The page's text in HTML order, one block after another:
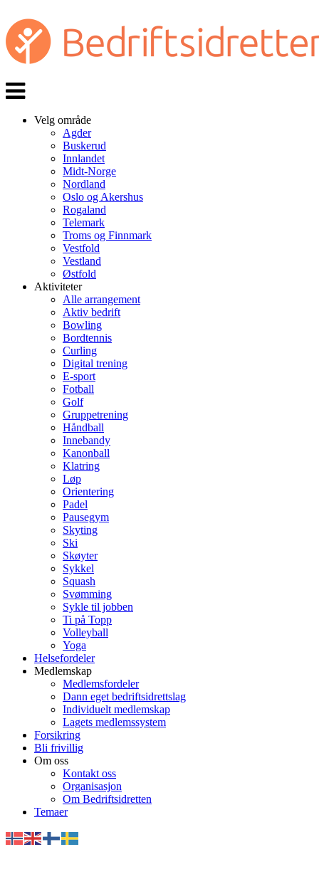
Veksle
navigasjon
Velg område
Agder
Buskerud
Innlandet
Midt-Norge
Nordland
Oslo og Akershus
Rogaland
Telemark
Troms og Finnmark
Vestfold
Vestland
Østfold
Aktiviteter
Alle arrangement
Aktiv bedrift
Bowling
Bordtennis
Curling
Digital trening
E-sport
Fotball
Golf
Gruppetrening
Håndball
Innebandy
Kanonball
Klatring
Løp
Orientering
Padel
Pausegym
Skyting
Ski
Skøyter
Sykkel
Squash
Svømming
Sykle til jobben
Ti på Topp
Volleyball
Yoga
Helsefordeler
Medlemskap
Medlemsfordeler
Dann eget bedriftsidrettslag
Individuelt medlemskap
Lagets medlemssystem
Forsikring
Bli frivillig
Om oss
Kontakt oss
Organisasjon
Om Bedriftsidretten
Temaer